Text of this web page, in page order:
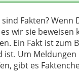
sind Fakten?
wir sie beweisen
Ein Fakt ist zum
ist. Um Meldungen
gibt es